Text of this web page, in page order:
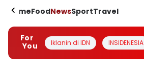
HomeFoodNewsSportTravel
For
You
Iklanin di IDN INSIDENESIA